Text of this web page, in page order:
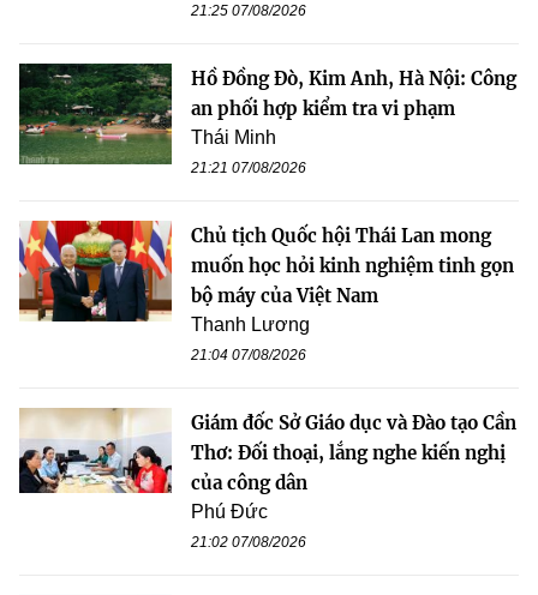
21:25 07/08/2026
Hồ Đồng Đò, Kim Anh, Hà Nội: Công
an phối hợp kiểm tra vi phạm
Thái Minh
21:21 07/08/2026
Chủ tịch Quốc hội Thái Lan mong
muốn học hỏi kinh nghiệm tinh gọn
bộ máy của Việt Nam
Thanh Lương
21:04 07/08/2026
Giám đốc Sở Giáo dục và Đào tạo Cần
Thơ: Đối thoại, lắng nghe kiến nghị
của công dân
Phú Đức
21:02 07/08/2026